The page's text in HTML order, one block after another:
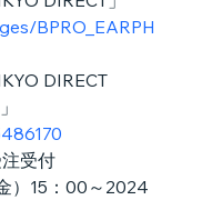
BPRO_EARPH
DIRECT
受付
）15：00～2024